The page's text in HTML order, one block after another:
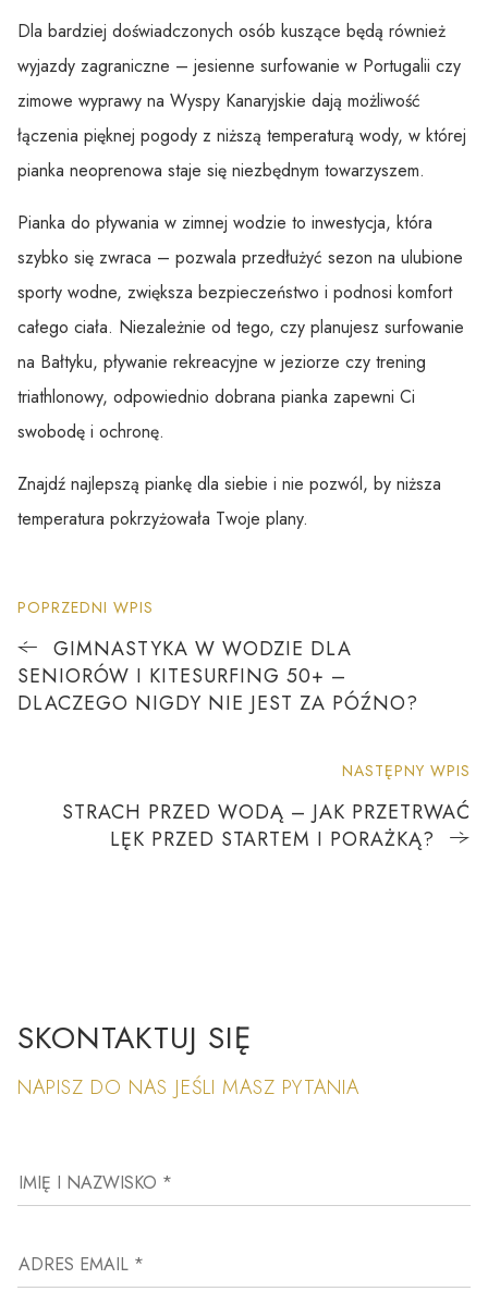
Dla bardziej doświadczonych osób kuszące będą również
wyjazdy zagraniczne – jesienne surfowanie w Portugalii czy
zimowe wyprawy na Wyspy Kanaryjskie dają możliwość
łączenia pięknej pogody z niższą temperaturą wody, w której
pianka neoprenowa staje się niezbędnym towarzyszem.
Pianka do pływania w zimnej wodzie to inwestycja, która
szybko się zwraca – pozwala przedłużyć sezon na ulubione
sporty wodne, zwiększa bezpieczeństwo i podnosi komfort
całego ciała. Niezależnie od tego, czy planujesz surfowanie
na Bałtyku, pływanie rekreacyjne w jeziorze czy trening
triathlonowy, odpowiednio dobrana pianka zapewni Ci
swobodę i ochronę.
Znajdź najlepszą piankę dla siebie i nie pozwól, by niższa
temperatura pokrzyżowała Twoje plany.
POPRZEDNI WPIS
GIMNASTYKA W WODZIE DLA
SENIORÓW I KITESURFING 50+ –
DLACZEGO NIGDY NIE JEST ZA PÓŹNO?
NASTĘPNY WPIS
STRACH PRZED WODĄ – JAK PRZETRWAĆ
LĘK PRZED STARTEM I PORAŻKĄ?
SKONTAKTUJ SIĘ
NAPISZ DO NAS JEŚLI MASZ PYTANIA
IMIĘ I NAZWISKO *
ADRES EMAIL *